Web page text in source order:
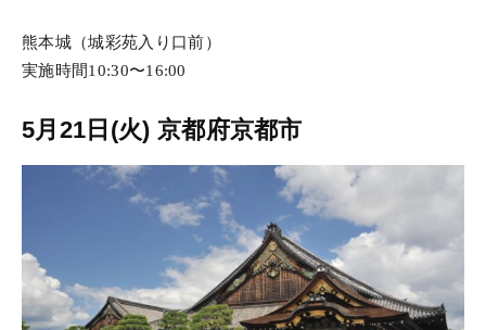
熊本城（城彩苑入り口前）
実施時間10:30〜16:00
5月21日(火) 京都府京都市